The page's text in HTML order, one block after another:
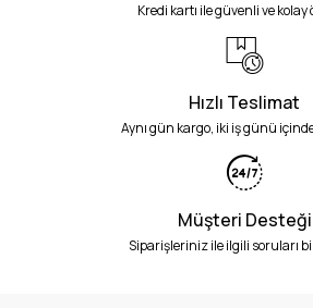
Kredi kartı ile güvenli ve kolay
Hızlı Teslimat
Aynı gün kargo, iki iş günü
Müşteri Desteği
Siparişleriniz ile ilgili soruları